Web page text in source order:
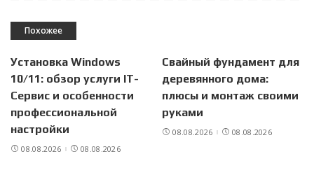
Похожее
Установка Windows
10/11: обзор услуги IT-
Сервис и особенности
профессиональной
настройки
08.08.2026 08.08.2026
Свайный фундамент для
деревянного дома:
плюсы и монтаж своими
руками
08.08.2026 08.08.2026